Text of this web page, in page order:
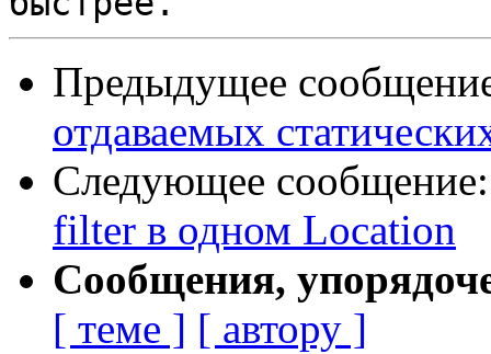
Предыдущее
отдаваемых
Следующее
filter в одном Location
Сообщения,
[ теме ] [ автору ]